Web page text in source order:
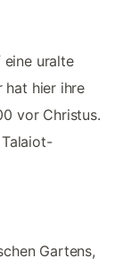
eine uralte
hat hier ihre
vor Christus.
Gartens,